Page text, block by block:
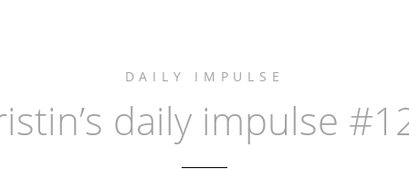
DAILY IMPULSE
daily impulse